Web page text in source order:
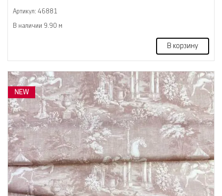
Артикул: 46881
В наличии 9.90 м
В корзину
NEW